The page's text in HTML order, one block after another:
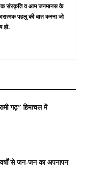
संस्कृति व आम जनमानस के
पहलु की बात करना जो
हो.
गढ़” हिमाचल में
से जन-जन का अपनापन